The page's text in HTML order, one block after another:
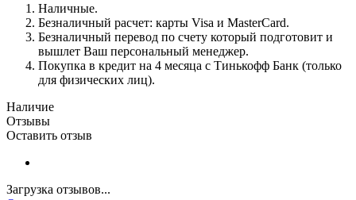
Наличные.
Безналичный расчет: карты Visa и MasterCard.
Безналичный перевод по счету который подготовит и
вышлет Ваш персональный менеджер.
Покупка в кредит на 4 месяца с Тинькофф Банк (только
для физических лиц).
Наличие
Отзывы
Оставить отзыв
Загрузка отзывов...